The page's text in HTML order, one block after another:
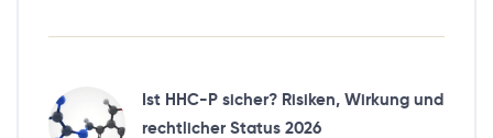
Ist HHC-P sicher? Risiken, Wirkung und
rechtlicher Status 2026